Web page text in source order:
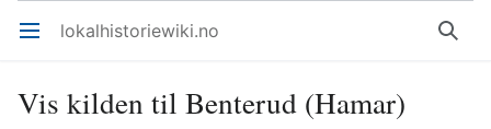
Åpne hovedmenyen lokalhistoriewiki.no Søk
Vis kilden til Benterud (Hamar)